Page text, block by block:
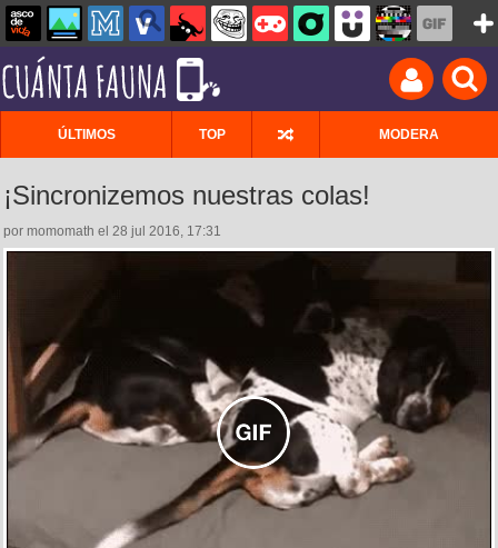
ÚLTIMOS TOP MODERA
¡Sincronizemos nuestras colas!
por momomath el 28 jul 2016, 17:31